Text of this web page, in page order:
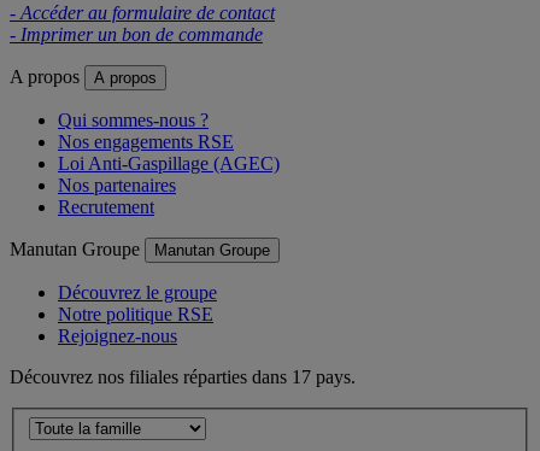
- Accéder au formulaire de contact
- Imprimer un bon de commande
A propos A propos
Qui sommes-nous ?
Nos engagements RSE
Loi Anti-Gaspillage (AGEC)
Nos partenaires
Recrutement
Manutan Groupe Manutan Groupe
Découvrez le groupe
Notre politique RSE
Rejoignez-nous
Découvrez nos filiales réparties dans 17 pays.